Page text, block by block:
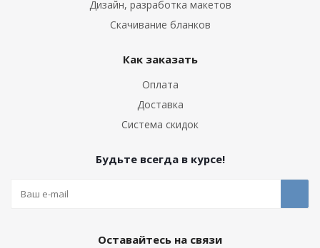
Дизайн, разработка макетов
Скачивание бланков
Как заказать
Оплата
Доставка
Система скидок
Будьте всегда в курсе!
Оставайтесь на связи